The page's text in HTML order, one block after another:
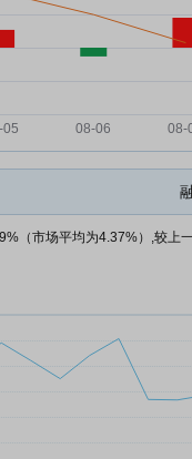
（市场平均为4.37%）,较上